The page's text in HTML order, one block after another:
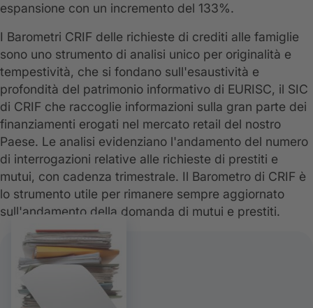
espansione con un incremento del 133%.
I Barometri CRIF delle richieste di crediti alle famiglie
sono uno strumento di analisi unico per originalità e
tempestività, che si fondano sull'esaustività e
profondità del patrimonio informativo di EURISC, il SIC
di CRIF che raccoglie informazioni sulla gran parte dei
finanziamenti erogati nel mercato retail del nostro
Paese. Le analisi evidenziano l'andamento del numero
di interrogazioni relative alle richieste di prestiti e
mutui, con cadenza trimestrale. Il Barometro di CRIF è
lo strumento utile per rimanere sempre aggiornato
sull'andamento della domanda di mutui e prestiti.